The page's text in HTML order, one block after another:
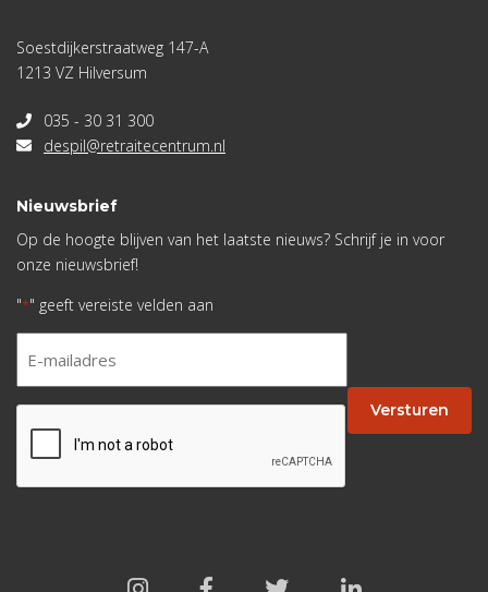
Soestdijkerstraatweg 147-A
1213 VZ Hilversum
035 - 30 31 300
despil@retraitecentrum.nl
Nieuwsbrief
Op de hoogte blijven van het laatste nieuws? Schrijf je in voor
onze nieuwsbrief!
"*" geeft vereiste velden aan
* Versturen